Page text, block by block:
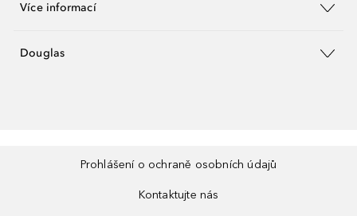
Více informací
Douglas
Prohlášení o ochraně osobních údajů
Kontaktujte nás